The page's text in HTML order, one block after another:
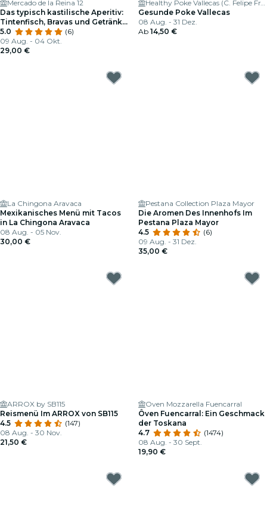
Mercado de la Reina 12
Das typisch kastilische Aperitiv:
Tintenfisch, Bravas und Getränk
für zwei im Mercado de la Reina
12
5.0
(6)
09 Aug. - 04 Okt.
29,00 €
Healthy Poke Vallecas (C. Felipe Fraile)
Gesunde Poke Vallecas
08 Aug. - 31 Dez.
Ab 14,50 €
La Chingona Aravaca
Mexikanisches Menü mit Tacos
in La Chingona Aravaca
08 Aug. - 05 Nov.
30,00 €
Pestana Collection Plaza Mayor
Die Aromen Des Innenhofs Im
Pestana Plaza Mayor
4.5
(6)
09 Aug. - 31 Dez.
35,00 €
ARROX by SB115
Reismenü Im ARROX von SB115
4.5
(147)
08 Aug. - 30 Nov.
21,50 €
Oven Mozzarella Fuencarral
Ôven Fuencarral: Ein Geschmack
der Toskana
4.7
(1474)
08 Aug. - 30 Sept.
19,90 €